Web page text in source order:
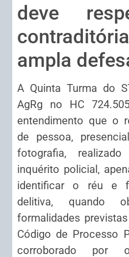
deve
ampla
A Quinta Turma do
AgRg no HC
entendimento que o
de pessoa,
fotografia,
inquérito policial,
identificar o réu e
delitiva, quando
formalidades
Código de Processo
corroborado por